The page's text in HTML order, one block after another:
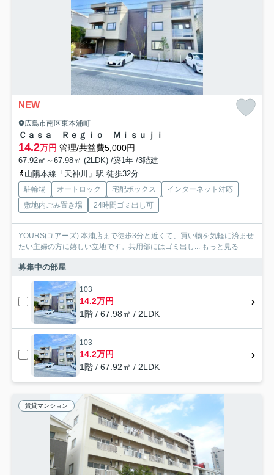
NEW
広島市南区東本浦町
Ｃａｓａ Ｒｅｇｉｏ Ｍｉｓｕｊｉ
14.2万円 管理/共益費5,000円
67.92㎡～67.98㎡ (2LDK) /築1年 /3階建
山陽本線「天神川」駅 徒歩32分
駐輪場 オートロック 宅配ボックス
インターネット対応
敷地内ごみ置き場
24時間ゴミ出し可
YOURS(ユアーズ) 本浦店まで徒歩3分と近くて、買い物を気軽に済ませ
たい主婦の方に嬉しい立地です。共用部にはゴミ出し... もっと見る
募集中の部屋
103
14.2万円
1階 / 67.98㎡ / 2LDK
103
14.2万円
1階 / 67.92㎡ / 2LDK
賃貸マンション